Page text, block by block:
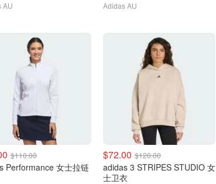
AU Adidas AU
$110.00
Performance 女士拉链
$72.00 $120.00
adidas 3 STRIPES STUDIO 女
士卫衣